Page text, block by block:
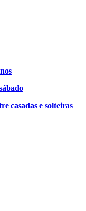
casadas e solteiras